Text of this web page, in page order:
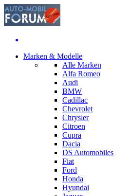
Marken & Modelle
Alle Marken
Alfa Romeo
Audi
BMW
Cadillac
Chevrolet
Chrysler
Citroen
Cupra
Dacia
DS Automobiles
Fiat
Ford
Honda
Hyundai